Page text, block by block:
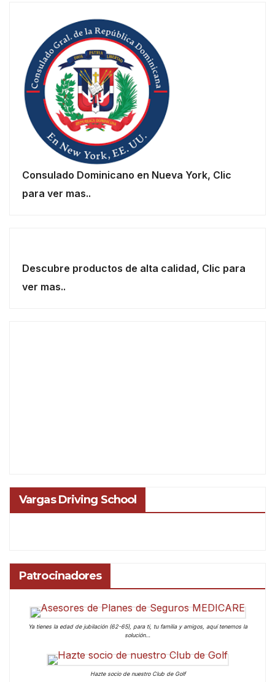
Consulado Dominicano en Nueva York, Clic
para ver mas..
Descubre productos de alta calidad, Clic para
ver mas..
Vargas Driving School
Patrocinadores
Ya tienes la edad de jubilación (62-65), para ti, tu familia y amigos, aquí tenemos la
solución…
Hazte socio de nuestro Club de Golf